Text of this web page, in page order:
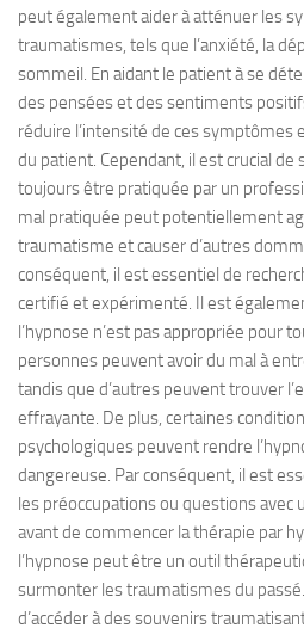
peut également aider à atténuer les
traumatismes, tels que l’anxiété, la
sommeil. En aidant le patient à se
des pensées et des sentiments
réduire l’intensité de ces symptômes
du patient. Cependant, il est crucial de
toujours être pratiquée par un
mal pratiquée peut potentiellement
traumatisme et causer d’autres
conséquent, il est essentiel de
certifié et expérimenté. Il est
l’hypnose n’est pas appropriée pour
personnes peuvent avoir du mal à
tandis que d’autres peuvent trouver
effrayante. De plus, certaines
psychologiques peuvent rendre
dangereuse. Par conséquent, il est
les préoccupations ou questions avec
avant de commencer la thérapie par
l’hypnose peut être un outil
surmonter les traumatismes du
d’accéder à des souvenirs